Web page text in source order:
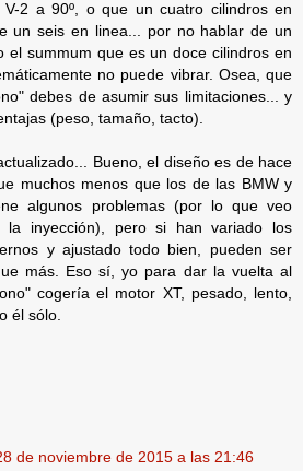
2 a 90º, o que un cuatro cilindros en
un seis en linea... por no hablar de un
el summum que es un doce cilindros en
no puede vibrar. Osea, que
debes de asumir sus limitaciones... y
(peso, tamaño, tacto).
Bueno, el diseño es de hace
muchos menos que los de las BMW y
algunos problemas (por lo que veo
la inyección), pero si han variado los
y ajustado todo bien, pueden ser
más. Eso sí, yo para dar la vuelta al
cogería el motor XT, pesado, lento,
él sólo.
de noviembre de 2015 a las 21:46